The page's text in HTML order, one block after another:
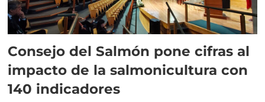
Consejo del Salmón pone cifras al
impacto de la salmonicultura con
140 indicadores